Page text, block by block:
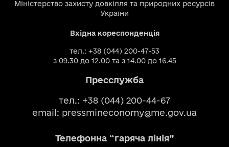
Міністерство захисту довкілля та природних ресурсів
України
Вхідна кореспонденція
тел.: +38 (044) 200-47-53
з 09.30 до 12.00 та з 14.00 до 16.45
Пресслужба
тел.: +38 (044) 200-44-67
email: pressmineconomy@me.gov.ua
Телефонна “гаряча лінія”